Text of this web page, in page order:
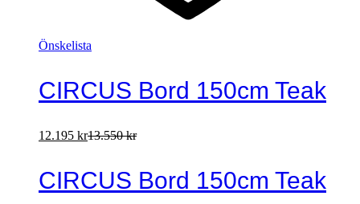
Önskelista
CIRCUS Bord 150cm Teak
12.195 kr13.550kr
CIRCUS Bord 150cm Teak